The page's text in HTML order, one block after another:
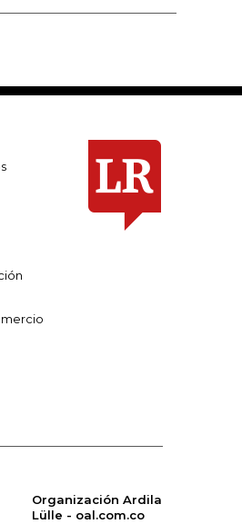
Organización Ardila
Lülle - oal.com.co